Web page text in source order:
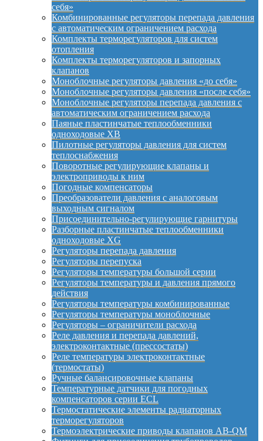
себя»
Комбинированные регуляторы перепада давления
с автоматическим ограничением расхода
Комплекты терморегуляторов для систем
отопления
Комплекты терморегуляторов и запорных
клапанов
Моноблочные регуляторы давления «до себя»
Моноблочные регуляторы давления «после себя»
Моноблочные регуляторы перепада давления с
автоматическим ограничением расхода
Паяные пластинчатые теплообменники
одноходовые XB
Пилотные регуляторы давления для систем
теплоснабжения
Поворотные регулирующие клапаны и
электроприводы к ним
Погодные компенсаторы
Преобразователи давления с аналоговым
выходным сигналом
Присоединительно-регулирующие гарнитуры
Разборные пластинчатые теплообменники
одноходовые XG
Регуляторы перепада давления
Регуляторы перепуска
Регуляторы температуры большой серии
Регуляторы температуры и давления прямого
действия
Регуляторы температуры комбинированные
Регуляторы температуры моноблочные
Регуляторы – ограничители расхода
Реле давления и перепада давлений,
электроконтактные (прессостаты)
Реле температуры электроконтактные
(термостаты)
Ручные балансировочные клапаны
Температурные датчики для погодных
компенсаторов серии ECL
Термостатические элементы радиаторных
терморегуляторов
Термоэлектрические приводы клапанов AB-QM